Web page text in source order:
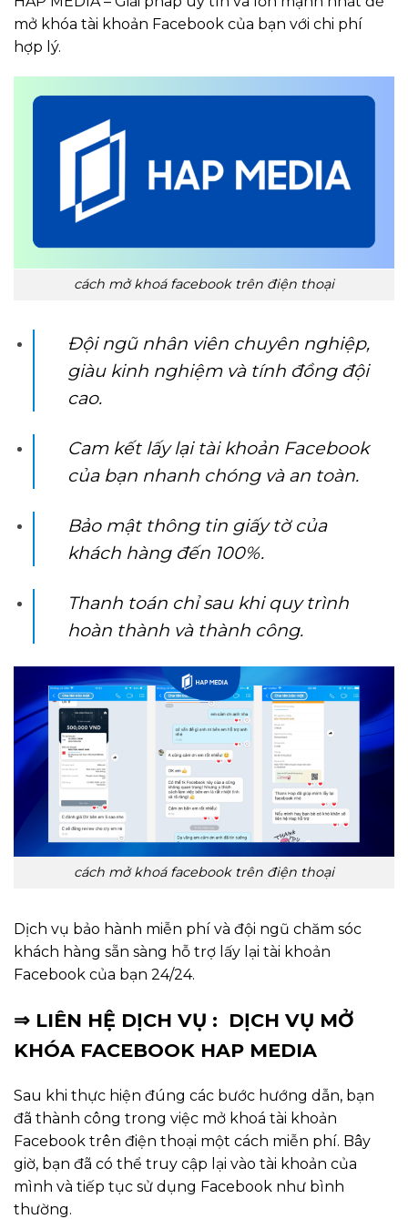
mở khóa tài khoản Facebook của bạn với chi phí
hợp lý.
cách mở khoá facebook trên điện thoại
Đội ngũ nhân viên chuyên nghiệp,
giàu kinh nghiệm và tính đồng đội
cao.
Cam kết lấy lại tài khoản Facebook
của bạn nhanh chóng và an toàn.
Bảo mật thông tin giấy tờ của
khách hàng đến 100%.
Thanh toán chỉ sau khi quy trình
hoàn thành và thành công.
cách mở khoá facebook trên điện thoại
Dịch vụ bảo hành miễn phí và đội ngũ chăm sóc
khách hàng sẵn sàng hỗ trợ lấy lại tài khoản
Facebook của bạn 24/24.
⇒ LIÊN HỆ DỊCH VỤ : DỊCH VỤ MỞ
KHÓA FACEBOOK HAP MEDIA
Sau khi thực hiện đúng các bước hướng dẫn, bạn
đã thành công trong việc mở khoá tài khoản
Facebook trên điện thoại một cách miễn phí. Bây
giờ, bạn đã có thể truy cập lại vào tài khoản của
mình và tiếp tục sử dụng Facebook như bình
thường.